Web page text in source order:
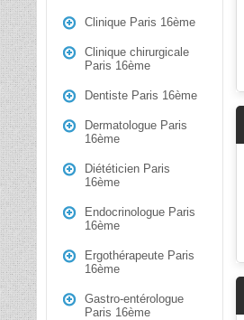
Clinique Paris 16ème
Clinique chirurgicale
Paris 16ème
Dentiste Paris 16ème
Dermatologue Paris
16ème
Diététicien Paris
16ème
Endocrinologue Paris
16ème
Ergothérapeute Paris
16ème
Gastro-entérologue
Paris 16ème